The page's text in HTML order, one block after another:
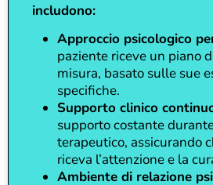
includono:
Approccio psicologico
paziente riceve un piano
misura, basato sulle sue
specifiche.
Supporto clinico
supporto costante
terapeutico, assicurando
riceva l’attenzione e la
Ambiente di relazione